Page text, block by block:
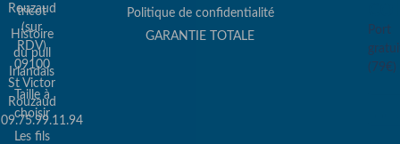
Rouzaud
(sur
RDV)
09100
St Victor
Rouzaud
09.75.99.11.94
tricot
Histoire
du pull
Irlandais
Taille à
choisir
Les fils
Politique de confidentialité
GARANTIE TOTALE
Port
(79€)